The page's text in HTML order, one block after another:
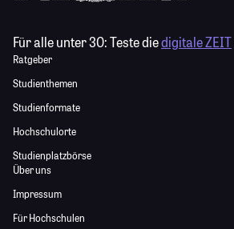
Für alle unter 30:Teste diedigitale ZEIT
Ratgeber
Studienthemen
Studienformate
Hochschulorte
Studienplatzbörse
Über uns
Impressum
Für Hochschulen